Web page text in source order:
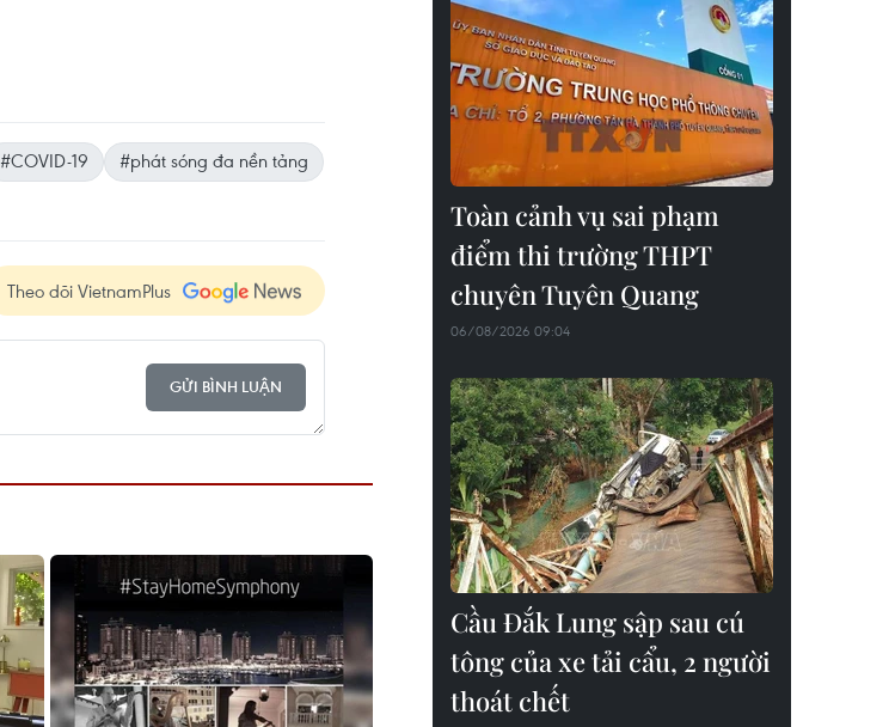
#COVID-19
#phát sóng đa nền tảng
Theo dõi VietnamPlus
GỬI BÌNH LUẬN
Toàn cảnh vụ sai phạm
điểm thi trường THPT
chuyên Tuyên Quang
06/08/2026 09:04
Cầu Đắk Lung sập sau cú
tông của xe tải cẩu, 2 người
thoát chết